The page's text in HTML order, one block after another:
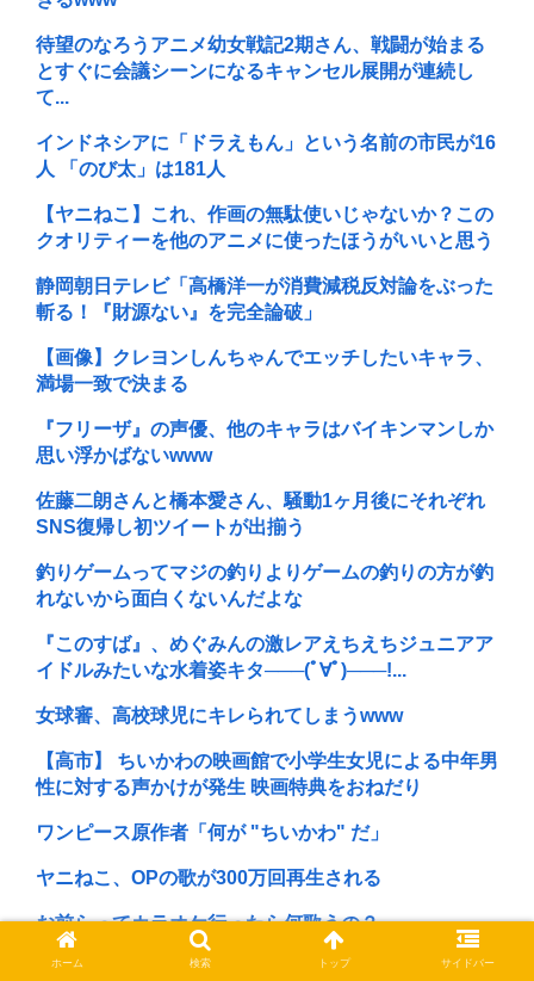
待望のなろうアニメ幼女戦記2期さん、戦闘が始まる
とすぐに会議シーンになるキャンセル展開が連続し
て...
インドネシアに「ドラえもん」という名前の市民が16
人 「のび太」は181人
【ヤニねこ】これ、作画の無駄使いじゃないか？この
クオリティーを他のアニメに使ったほうがいいと思う
静岡朝日テレビ「高橋洋一が消費減税反対論をぶった
斬る！『財源ない』を完全論破」
【画像】クレヨンしんちゃんでエッチしたいキャラ、
満場一致で決まる
『フリーザ』の声優、他のキャラはバイキンマンしか
思い浮かばないwww
佐藤二朗さんと橋本愛さん、騒動1ヶ月後にそれぞれ
SNS復帰し初ツイートが出揃う
釣りゲームってマジの釣りよりゲームの釣りの方が釣
れないから面白くないんだよな
『このすば』、めぐみんの激レアえちえちジュニアア
イドルみたいな水着姿キタ───(ﾟ∀ﾟ)───!...
女球審、高校球児にキレられてしまうwww
【高市】 ちいかわの映画館で小学生女児による中年男
性に対する声かけが発生 映画特典をおねだり
ワンピース原作者「何が "ちいかわ" だ」
ヤニねこ、OPの歌が300万回再生される
お前らってカラオケ行ったら何歌うの？
ケンコバ(略してケンドーコバヤシ)、コロナ後遺症で
ホーム 検索 トップ サイドバー